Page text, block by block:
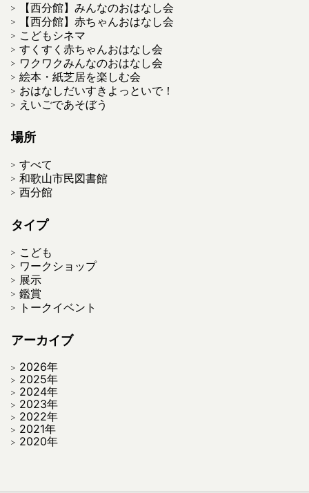
【西分館】みんなのおはなし会
【西分館】赤ちゃんおはなし会
こどもシネマ
すくすく赤ちゃんおはなし会
ワクワクみんなのおはなし会
絵本・紙芝居を楽しむ会
おはなしだいすきよっといで！
えいごであそぼう
場所
すべて
和歌山市民図書館
西分館
タイプ
こども
ワークショップ
展示
鑑賞
トークイベント
アーカイブ
2026年
2025年
2024年
2023年
2022年
2021年
2020年